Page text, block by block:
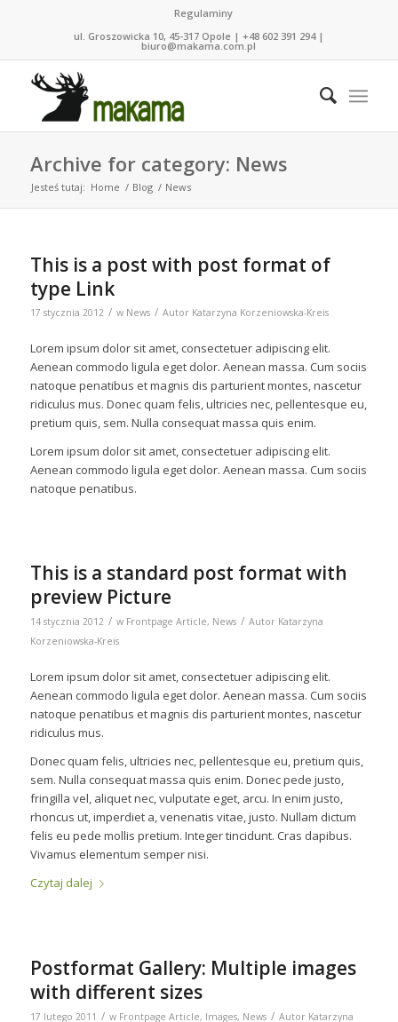
Regulaminy
ul. Groszowicka 10, 45-317 Opole | +48 602 391 294 |
biuro@makama.com.pl
Archive for category: News
Jesteś tutaj: Home / Blog / News
This is a post with post format of
type Link
17 stycznia 2012 / w News / Autor Katarzyna Korzeniowska-Kreis
Lorem ipsum dolor sit amet, consectetuer adipiscing elit.
Aenean commodo ligula eget dolor. Aenean massa. Cum sociis
natoque penatibus et magnis dis parturient montes, nascetur
ridiculus mus. Donec quam felis, ultricies nec, pellentesque eu,
pretium quis, sem. Nulla consequat massa quis enim.
Lorem ipsum dolor sit amet, consectetuer adipiscing elit.
Aenean commodo ligula eget dolor. Aenean massa. Cum sociis
natoque penatibus.
This is a standard post format with
preview Picture
14 stycznia 2012 / w Frontpage Article, News / Autor Katarzyna
Korzeniowska-Kreis
Lorem ipsum dolor sit amet, consectetuer adipiscing elit.
Aenean commodo ligula eget dolor. Aenean massa. Cum sociis
natoque penatibus et magnis dis parturient montes, nascetur
ridiculus mus.
Donec quam felis, ultricies nec, pellentesque eu, pretium quis,
sem. Nulla consequat massa quis enim. Donec pede justo,
fringilla vel, aliquet nec, vulputate eget, arcu. In enim justo,
rhoncus ut, imperdiet a, venenatis vitae, justo. Nullam dictum
felis eu pede mollis pretium. Integer tincidunt. Cras dapibus.
Vivamus elementum semper nisi.
Czytaj dalej
Postformat Gallery: Multiple images
with different sizes
17 lutego 2011 / w Frontpage Article, Images, News / Autor Katarzyna